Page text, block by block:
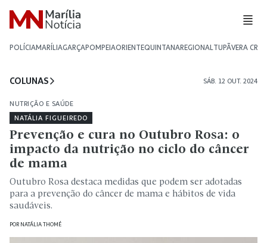
POLÍCIAMARÍLIAGARÇAPOMPEIAORIENTEQUINTANAREGIONALTUPÃVERA CRUZ
COLUNAS SÁB. 12 OUT. 2024
NUTRIÇÃO E SAÚDE
NATÁLIA FIGUEIREDO
Prevenção e cura no Outubro Rosa: o
impacto da nutrição no ciclo do câncer
de mama
Outubro Rosa destaca medidas que podem ser adotadas
para a prevenção do câncer de mama e hábitos de vida
saudáveis.
POR NATÁLIA THOMÉ